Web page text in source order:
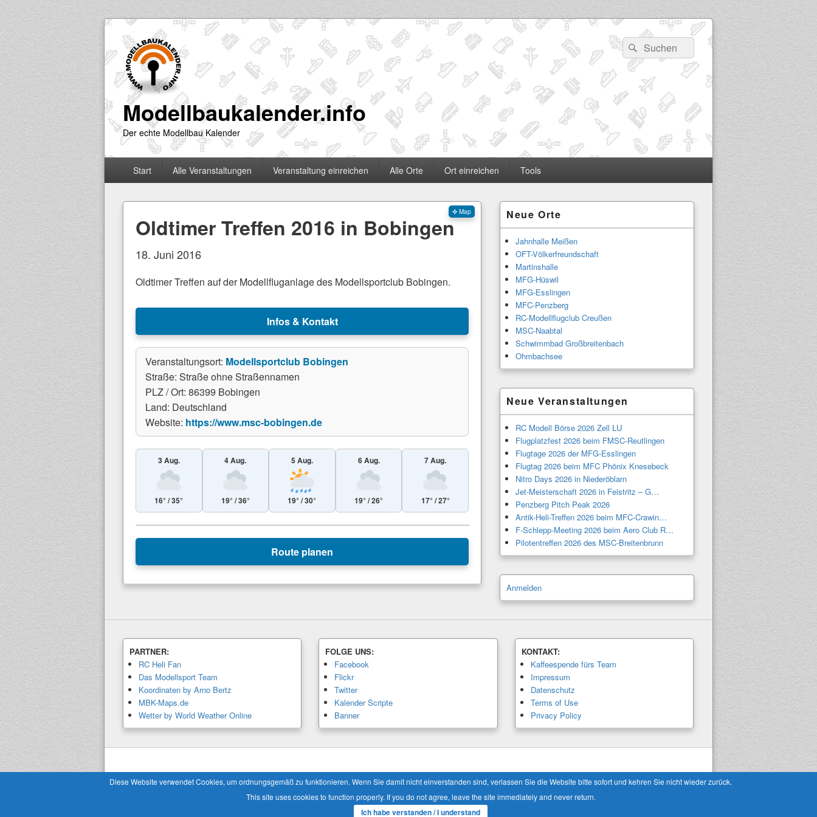
Modellbaukalender.info
Der echte Modellbau Kalender
Suchen
nach:
Suchen
Start Alle Veranstaltungen Veranstaltung einreichen Alle Orte Ort einreichen Tools
✜ Map
Oldtimer Treffen 2016 in Bobingen
18. Juni 2016
Oldtimer Treffen auf der Modellfluganlage des Modellsportclub Bobingen.
Infos & Kontakt
Veranstaltungsort: Modellsportclub Bobingen
Straße: Straße ohne Straßennamen
PLZ / Ort: 86399 Bobingen
Land: Deutschland
Website: https://www.msc-bobingen.de
3 Aug.
16° / 35°
4 Aug.
19° / 36°
5 Aug.
19° / 30°
6 Aug.
19° / 26°
7 Aug.
17° / 27°
+
Route planen
Primärer
Seitenleisten-
Widgetbereich
Neue Orte
Jahnhalle Meißen
OFT-Völkerfreundschaft
Martinshalle
MFG-Hüswil
MFG-Esslingen
MFC-Penzberg
RC-Modellflugclub Creußen
MSC-Naabtal
Schwimmbad Großbreitenbach
Ohmbachsee
Neue Veranstaltungen
RC Modell Börse 2026 Zell LU
Flugplatzfest 2026 beim FMSC-Reutlingen
Flugtage 2026 der MFG-Esslingen
Flugtag 2026 beim MFC Phönix Knesebeck
Nitro Days 2026 in Niederöblarn
Jet-Meisterschaft 2026 in Feistritz – G…
Penzberg Pitch Peak 2026
Antik-Heli-Treffen 2026 beim MFC-Crawin…
F-Schlepp-Meeting 2026 beim Aero Club R…
Pilotentreffen 2026 des MSC-Breitenbrunn
Anmelden
PARTNER:
RC Heli Fan
Das Modellsport Team
Koordinaten by Arno Bertz
MBK-Maps.de
Wetter by World Weather Online
FOLGE UNS:
Facebook
Flickr
Twitter
Kalender Scripte
Banner
KONTAKT:
Kaffeespende fürs Team
Impressum
Datenschutz
Terms of Use
Privacy Policy
Copyright © 2026 Modellbaukalender.info . Alle Rechte vorbehalten. Theme: Catch Box by Catch Themes
Diese Website verwendet Cookies, um ordnungsgemäß zu funktionieren. Wenn Sie damit nicht einverstanden sind, verlassen Sie die Website bitte sofort und kehren Sie nicht wieder zurück.
This site uses cookies to function properly. If you do not agree, leave the site immediately and never return.
Ich habe verstanden / I understand